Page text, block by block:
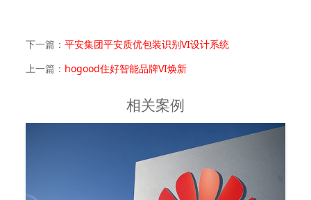
下一篇：平安集团平安质优包装识别VI设计系统
上一篇： hogood住好智能品牌VI焕新
相关案例